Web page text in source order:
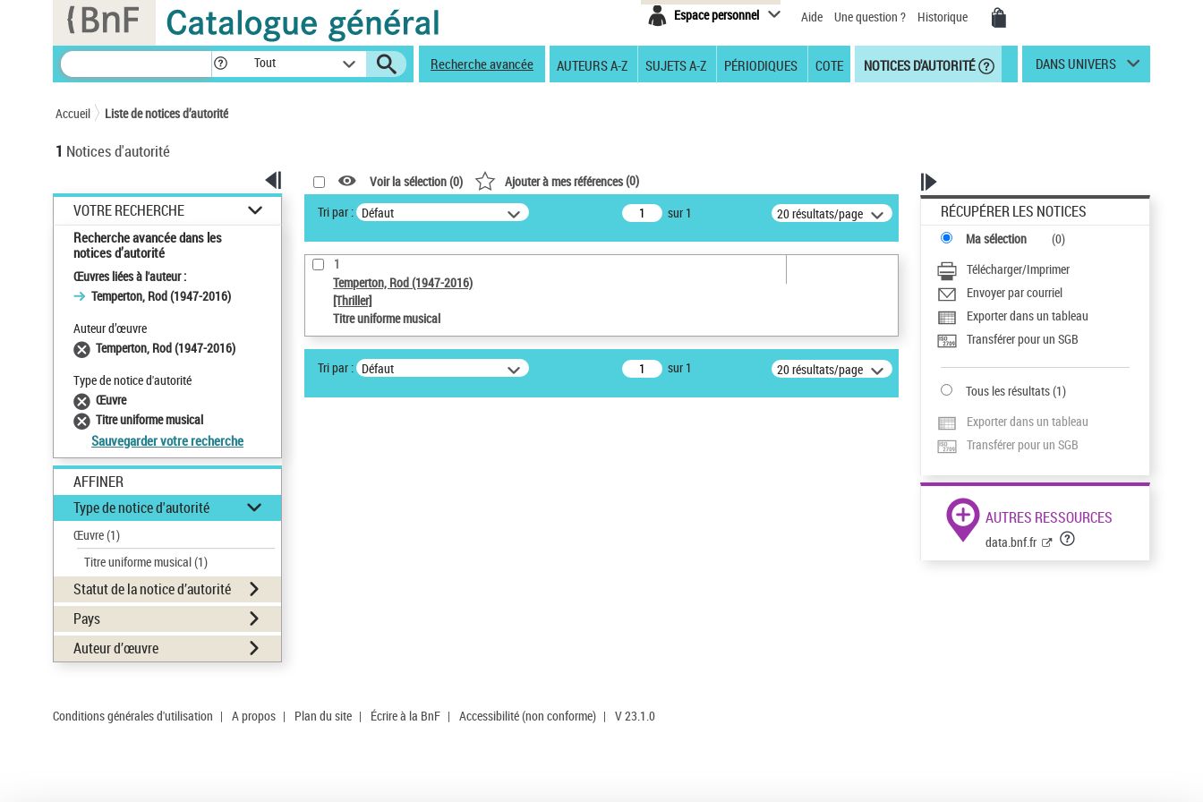
Espace personnel Aide Une question ? Historique
Tout Recherche avancée AUTEURS A-Z SUJETS A-Z PÉRIODIQUES COTE NOTICES D'AUTORITÉ DANS UNIVERS
Accueil Liste de notices d’autorité
1 Notices d'autorité
VOTRE RECHERCHE
Recherche avancée dans les
notices d’autorité
Œuvres liées à l'auteur :
Temperton, Rod (1947-2016)
Auteur d’œuvre
Temperton, Rod (1947-2016)
Type de notice d'autorité
Œuvre
Titre uniforme musical
Sauvegarder votre recherche
AFFINER
Type de notice d'autorité
Œuvre(1)
Titre uniforme musical(1)
Statut de la notice d’autorité
Pays
Auteur d’œuvre
Voir la sélection (0) Ajouter à mes références(0)
Tri par : Défaut sur 1 20 résultats/page
1
Temperton, Rod (1947-2016)
[Thriller]
Titre uniforme musical
Tri par : Défaut sur 1 20 résultats/page
RÉCUPÉRER LES NOTICES
Ma sélection (0)
Télécharger/Imprimer
Envoyer par courriel
Exporter dans un tableau
Transférer pour un SGB
Tous les résultats(1)
Exporter dans un tableau
Transférer pour un SGB
AUTRES RESSOURCES
data.bnf.fr
Conditions générales d'utilisation | A propos | Plan du site | Écrire à la BnF | Accessibilité (non conforme) | V 23.1.0
Panneau de gestion des cookies